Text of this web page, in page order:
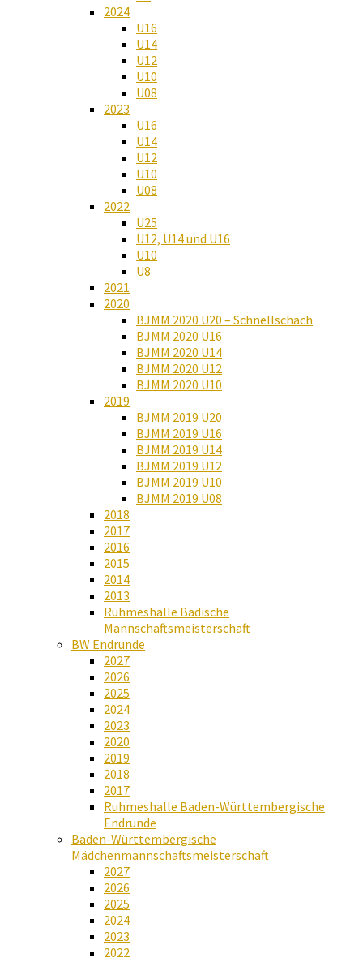
2024
U16
U14
U12
U10
U08
2023
U16
U14
U12
U10
U08
2022
U25
U12, U14 und U16
U10
U8
2021
2020
BJMM 2020 U20 – Schnellschach
BJMM 2020 U16
BJMM 2020 U14
BJMM 2020 U12
BJMM 2020 U10
2019
BJMM 2019 U20
BJMM 2019 U16
BJMM 2019 U14
BJMM 2019 U12
BJMM 2019 U10
BJMM 2019 U08
2018
2017
2016
2015
2014
2013
Ruhmeshalle Badische
Mannschaftsmeisterschaft
BW Endrunde
2027
2026
2025
2024
2023
2020
2019
2018
2017
Ruhmeshalle Baden-Württembergische
Endrunde
Baden-Württembergische
Mädchenmannschaftsmeisterschaft
2027
2026
2025
2024
2023
2022